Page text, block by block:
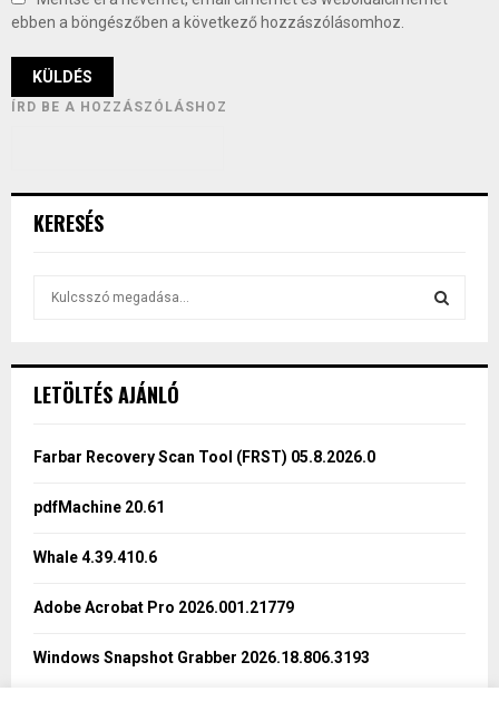
ebben a böngészőben a következő hozzászólásomhoz.
ÍRD BE A HOZZÁSZÓLÁSHOZ
KERESÉS
h
o
LETÖLTÉS AJÁNLÓ
Farbar Recovery Scan Tool (FRST) 05.8.2026.0
pdfMachine 20.61
Whale 4.39.410.6
Adobe Acrobat Pro 2026.001.21779
Windows Snapshot Grabber 2026.18.806.3193